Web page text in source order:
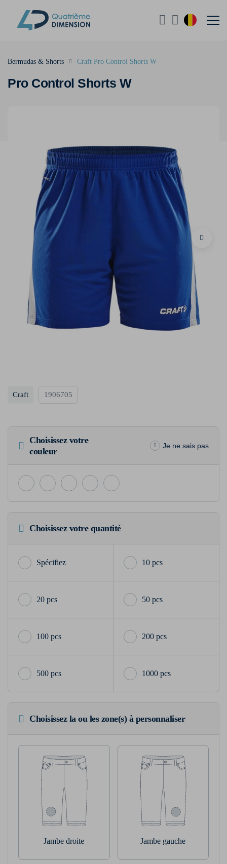
Pro Control Shorts W
Bermudas & Shorts Craft Pro Control Shorts W
Craft 1906705
Choisissez votre
couleur
Je ne sais pas
Choisissez votre quantité
10 pcs
20 pcs 50 pcs
100 pcs 200 pcs
500 pcs 1000 pcs
Choisissez la ou les zone(s) à personnaliser
Jambe droite Jambe gauche